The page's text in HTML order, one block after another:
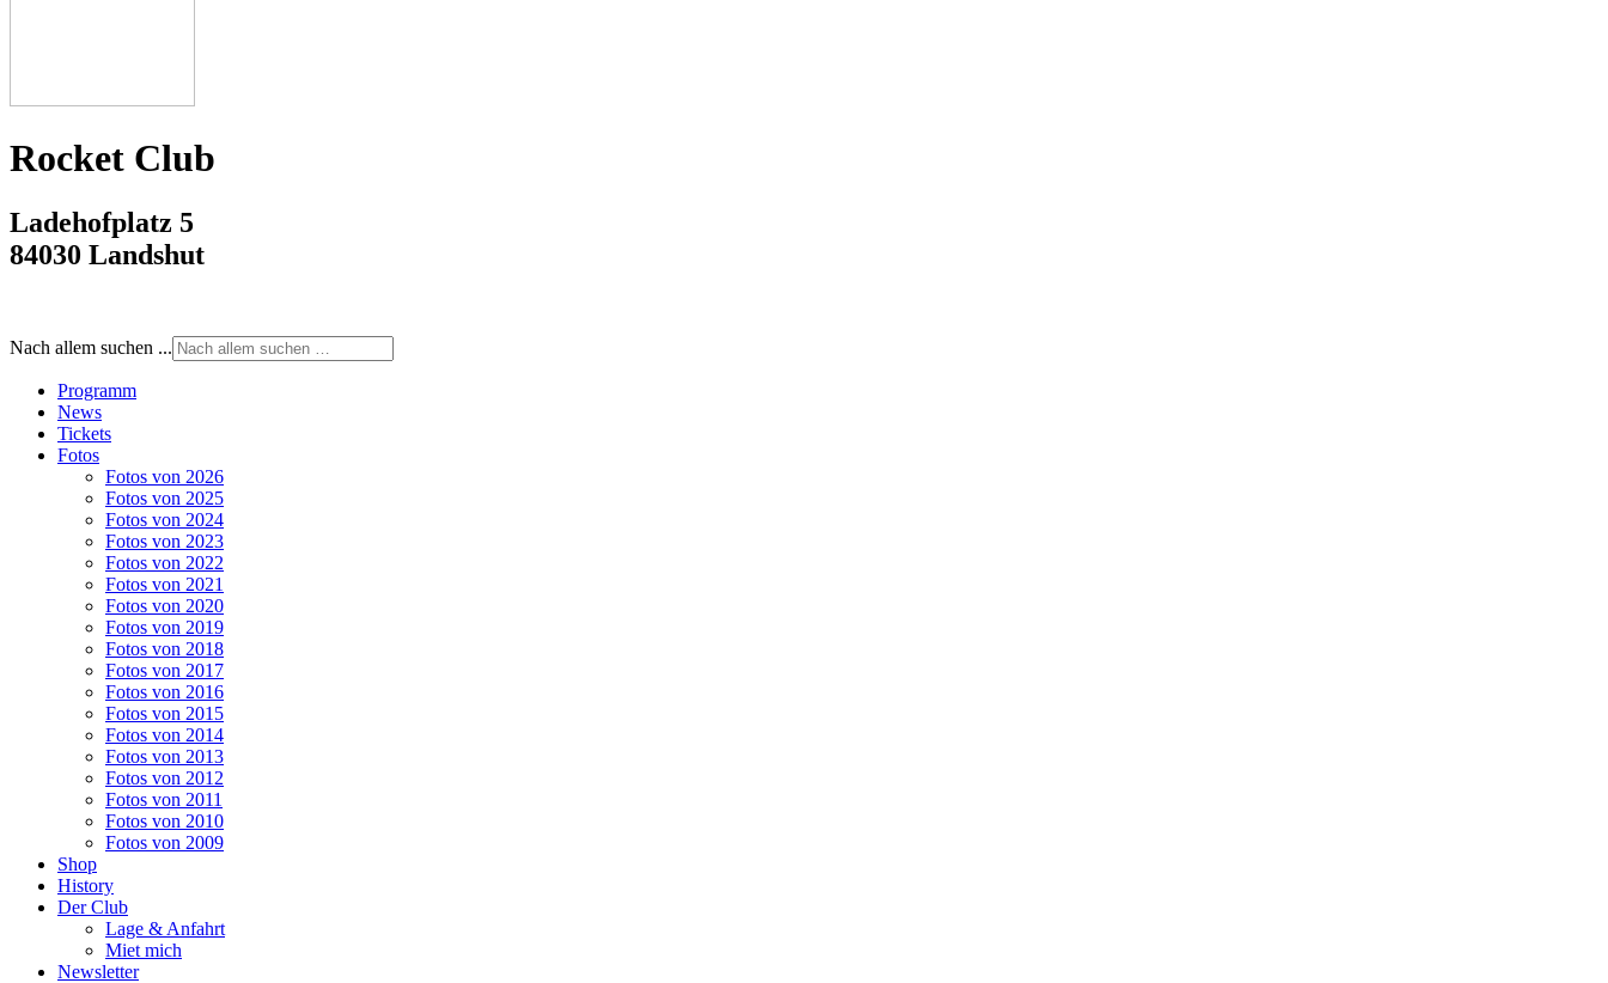
Rocket Club
Ladehofplatz 5
84030 Landshut
Nach allem suchen ...
Programm
News
Tickets
Fotos
Fotos von 2026
Fotos von 2025
Fotos von 2024
Fotos von 2023
Fotos von 2022
Fotos von 2021
Fotos von 2020
Fotos von 2019
Fotos von 2018
Fotos von 2017
Fotos von 2016
Fotos von 2015
Fotos von 2014
Fotos von 2013
Fotos von 2012
Fotos von 2011
Fotos von 2010
Fotos von 2009
Shop
History
Der Club
Lage & Anfahrt
Miet mich
Newsletter